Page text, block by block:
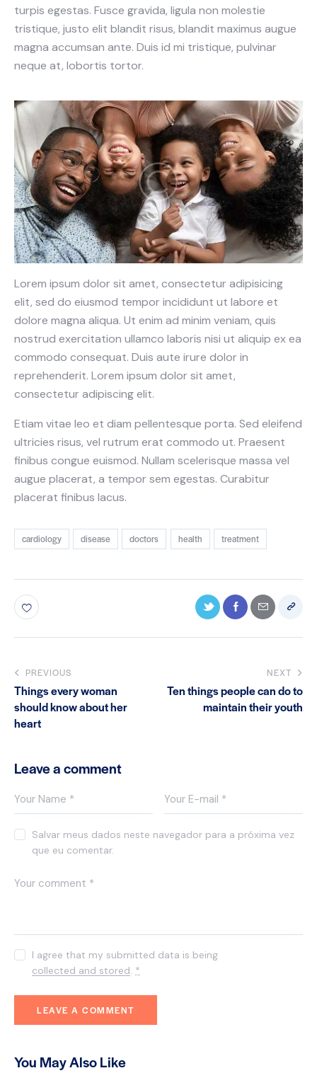
turpis egestas. Fusce gravida, ligula non molestie
tristique, justo elit blandit risus, blandit maximus augue
magna accumsan ante. Duis id mi tristique, pulvinar
neque at, lobortis tortor.
Lorem ipsum dolor sit amet, consectetur adipisicing
elit, sed do eiusmod tempor incididunt ut labore et
dolore magna aliqua. Ut enim ad minim veniam, quis
nostrud exercitation ullamco laboris nisi ut aliquip ex ea
commodo consequat. Duis aute irure dolor in
reprehenderit. Lorem ipsum dolor sit amet,
consectetur adipiscing elit.
Etiam vitae leo et diam pellentesque porta. Sed eleifend
ultricies risus, vel rutrum erat commodo ut. Praesent
finibus congue euismod. Nullam scelerisque massa vel
augue placerat, a tempor sem egestas. Curabitur
placerat finibus lacus.
cardiology disease doctors health treatment
PREVIOUS
Things every woman
should know about her
heart
NEXT
Ten things people can do to
maintain their youth
Leave a comment
Salvar meus dados neste navegador para a próxima vez
que eu comentar.
I agree that my submitted data is being
collected and stored. *
You May Also Like